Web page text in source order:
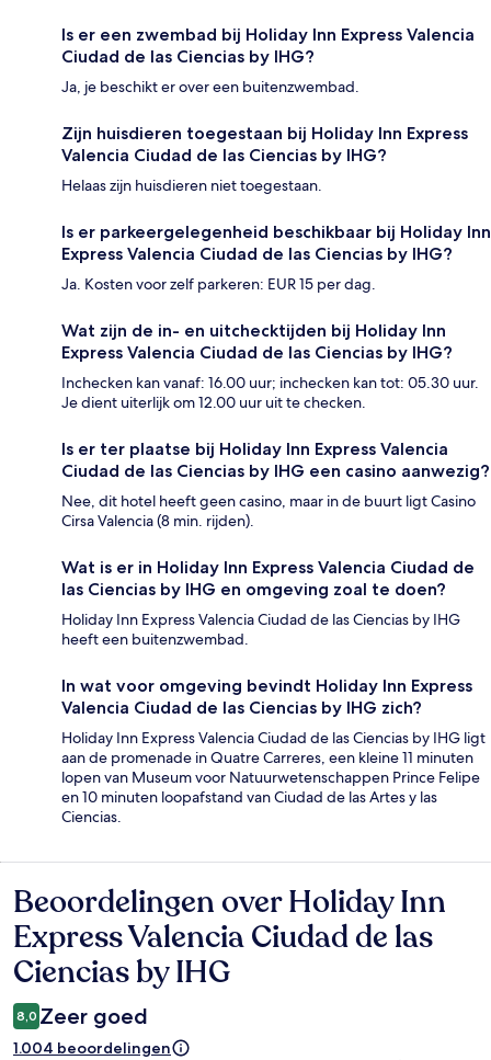
Is er een zwembad bij Holiday Inn Express Valencia
Ciudad de las Ciencias by IHG?
Ja, je beschikt er over een buitenzwembad.
Zijn huisdieren toegestaan bij Holiday Inn Express
Valencia Ciudad de las Ciencias by IHG?
Helaas zijn huisdieren niet toegestaan.
Is er parkeergelegenheid beschikbaar bij Holiday Inn
Express Valencia Ciudad de las Ciencias by IHG?
Ja. Kosten voor zelf parkeren: EUR 15 per dag.
Wat zijn de in- en uitchecktijden bij Holiday Inn
Express Valencia Ciudad de las Ciencias by IHG?
Inchecken kan vanaf: 16.00 uur; inchecken kan tot: 05.30 uur.
Je dient uiterlijk om 12.00 uur uit te checken.
Is er ter plaatse bij Holiday Inn Express Valencia
Ciudad de las Ciencias by IHG een casino aanwezig?
Nee, dit hotel heeft geen casino, maar in de buurt ligt Casino
Cirsa Valencia (8 min. rijden).
Wat is er in Holiday Inn Express Valencia Ciudad de
las Ciencias by IHG en omgeving zoal te doen?
Holiday Inn Express Valencia Ciudad de las Ciencias by IHG
heeft een buitenzwembad.
In wat voor omgeving bevindt Holiday Inn Express
Valencia Ciudad de las Ciencias by IHG zich?
Holiday Inn Express Valencia Ciudad de las Ciencias by IHG ligt
aan de promenade in Quatre Carreres, een kleine 11 minuten
lopen van Museum voor Natuurwetenschappen Prince Felipe
en 10 minuten loopafstand van Ciudad de las Artes y las
Ciencias.
Beoordelingen
Beoordelingen over Holiday Inn
Express Valencia Ciudad de las
Ciencias by IHG
8,0 Zeer goed
1.004 beoordelingen